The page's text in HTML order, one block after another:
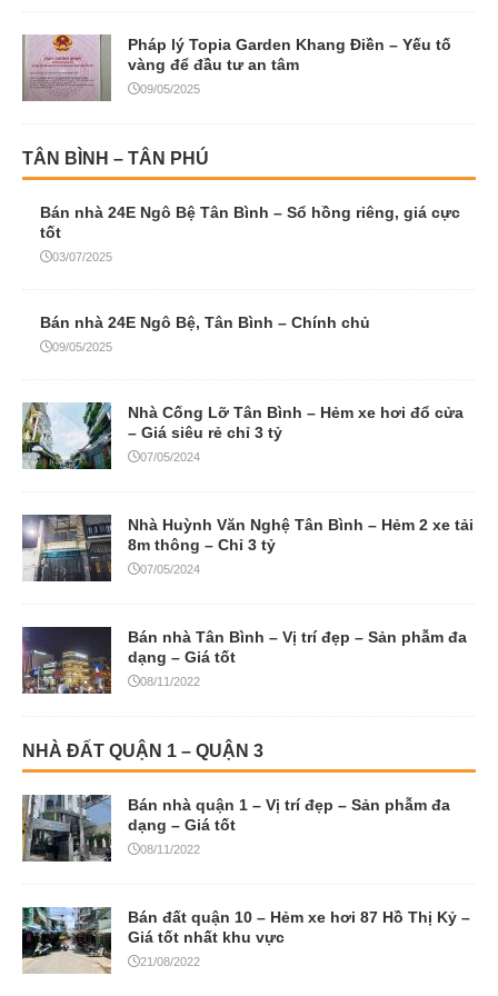
Pháp lý Topia Garden Khang Điền – Yếu tố
vàng để đầu tư an tâm
09/05/2025
TÂN BÌNH – TÂN PHÚ
Bán nhà 24E Ngô Bệ Tân Bình – Sổ hồng riêng, giá cực
tốt
03/07/2025
Bán nhà 24E Ngô Bệ, Tân Bình – Chính chủ
09/05/2025
Nhà Cống Lỡ Tân Bình – Hẻm xe hơi đổ cửa
– Giá siêu rẻ chỉ 3 tỷ
07/05/2024
Nhà Huỳnh Văn Nghệ Tân Bình – Hẻm 2 xe tải
8m thông – Chỉ 3 tỷ
07/05/2024
Bán nhà Tân Bình – Vị trí đẹp – Sản phẫm đa
dạng – Giá tốt
08/11/2022
NHÀ ĐẤT QUẬN 1 – QUẬN 3
Bán nhà quận 1 – Vị trí đẹp – Sản phẫm đa
dạng – Giá tốt
08/11/2022
Bán đất quận 10 – Hẻm xe hơi 87 Hồ Thị Kỷ –
Giá tốt nhất khu vực
21/08/2022